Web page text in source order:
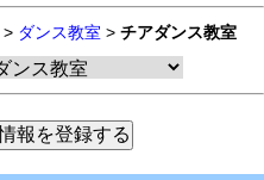
> ダンス教室 > チアダンス教室